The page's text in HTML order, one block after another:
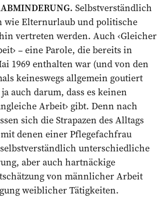
Selbstverständlich
wie Elternurlaub und politische
vertreten werden. Auch ‹Gleicher
– eine Parole, die bereits in
1969 enthalten war (und von den
keineswegs allgemein goutiert
auch darum, dass es keinen
Arbeit› gibt. Denn nach
sich die Strapazen des Alltags
denen einer Pflegefachfrau
unterschiedliche
aber auch hartnäckige
von männlicher Arbeit
weiblicher Tätigkeiten.